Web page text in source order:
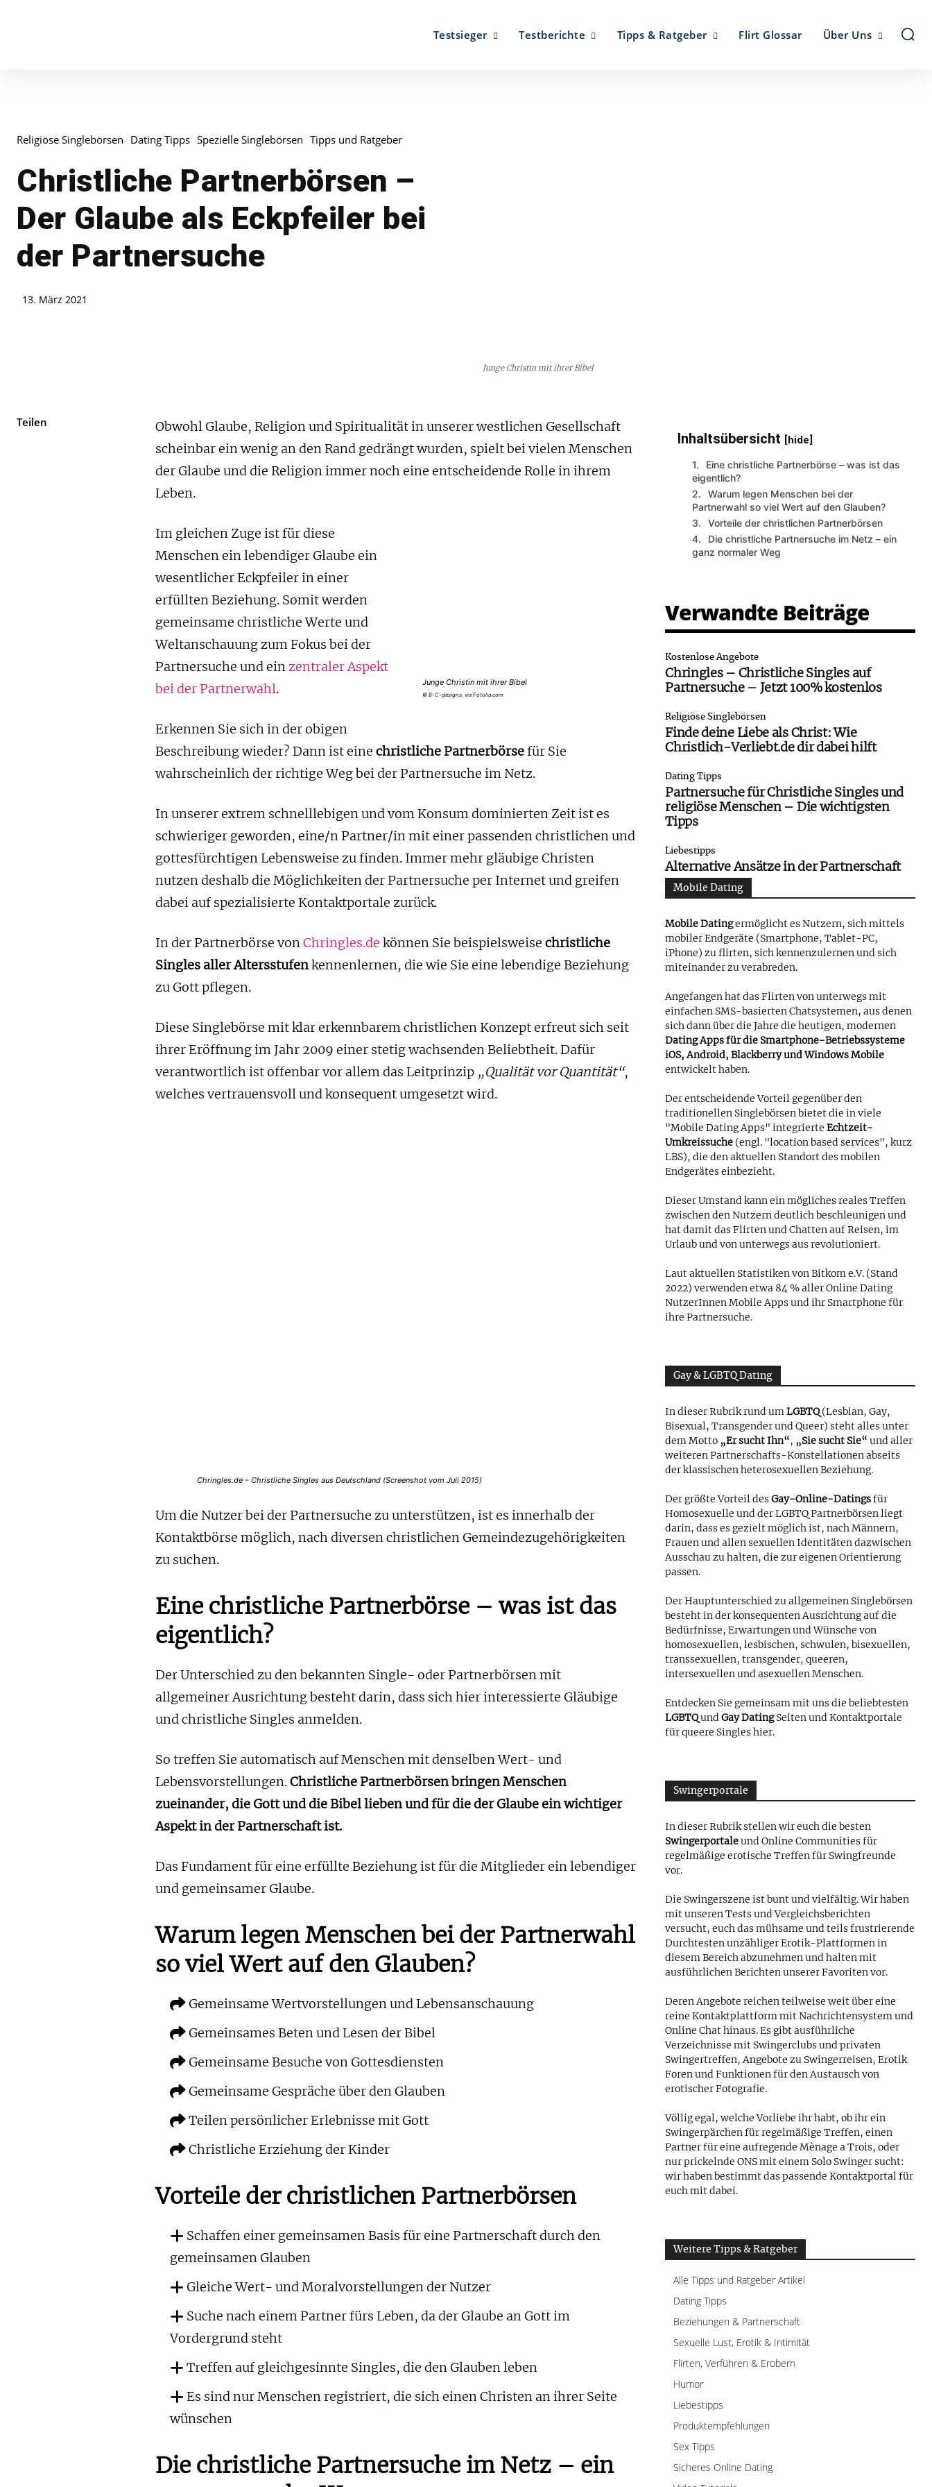
Testsieger Testberichte Tipps & Ratgeber Flirt Glossar Über Uns
Religiöse Singlebörsen Dating Tipps Spezielle Singlebörsen Tipps und Ratgeber
Christliche Partnerbörsen –
Der Glaube als Eckpfeiler bei
der Partnersuche
13. März 2021
Junge Christin mit ihrer Bibel
Teilen
Obwohl Glaube, Religion und Spiritualität in unserer westlichen Gesellschaft
scheinbar ein wenig an den Rand gedrängt wurden, spielt bei vielen Menschen
der Glaube und die Religion immer noch eine entscheidende Rolle in ihrem
Leben.
Junge Christin mit ihrer Bibel
© B-C-designs, via Fotolia.com
Im gleichen Zuge ist für diese
Menschen ein lebendiger Glaube ein
wesentlicher Eckpfeiler in einer
erfüllten Beziehung. Somit werden
gemeinsame christliche Werte und
Weltanschauung zum Fokus bei der
Partnersuche und einzentraler Aspekt
bei der Partnerwahl.
Erkennen Sie sich in der obigen
Beschreibung wieder? Dann ist einechristliche Partnerbörsefür Sie
wahrscheinlich der richtige Weg bei der Partnersuche im Netz.
In unserer extrem schnelllebigen und vom Konsum dominierten Zeit ist es
schwieriger geworden, eine/n Partner/in mit einer passenden christlichen und
gottesfürchtigen Lebensweise zu finden. Immer mehr gläubige Christen
nutzen deshalb die Möglichkeiten der Partnersuche per Internet und greifen
dabei auf spezialisierte Kontaktportale zurück.
In der Partnerbörse vonChringles.de können Sie beispielsweisechristliche
Singles aller Altersstufenkennenlernen, die wie Sie eine lebendige Beziehung
zu Gott pflegen.
Diese Singlebörse mit klar erkennbarem christlichen Konzept erfreut sich seit
ihrer Eröffnung im Jahr 2009 einer stetig wachsenden Beliebtheit. Dafür
verantwortlich ist offenbar vor allem das Leitprinzip „Qualität vor Quantität“,
welches vertrauensvoll und konsequent umgesetzt wird.
Chringles.de – Christliche Singles aus Deutschland (Screenshot vom Juli 2015)
Um die Nutzer bei der Partnersuche zu unterstützen, ist es innerhalb der
Kontaktbörse möglich, nach diversen christlichen Gemeindezugehörigkeiten
zu suchen.
Eine christliche Partnerbörse – was ist das
eigentlich?
Der Unterschied zu den bekannten Single- oder Partnerbörsen mit
allgemeiner Ausrichtung besteht darin, dass sich hier interessierte Gläubige
und christliche Singles anmelden.
So treffen Sie automatisch auf Menschen mit denselben Wert- und
Lebensvorstellungen.Christliche Partnerbörsen bringen Menschen
zueinander, die Gott und die Bibel lieben und für die der Glaube ein wichtiger
Aspekt in der Partnerschaft ist.
Das Fundament für eine erfüllte Beziehung ist für die Mitglieder ein lebendiger
und gemeinsamer Glaube.
Warum legen Menschen bei der Partnerwahl
so viel Wert auf den Glauben?
Gemeinsame Wertvorstellungen und Lebensanschauung
Gemeinsames Beten und Lesen der Bibel
Gemeinsame Besuche von Gottesdiensten
Gemeinsame Gespräche über den Glauben
Teilen persönlicher Erlebnisse mit Gott
Christliche Erziehung der Kinder
Vorteile der christlichen Partnerbörsen
Schaffen einer gemeinsamen Basis für eine Partnerschaft durch den
gemeinsamen Glauben
Gleiche Wert- und Moralvorstellungen der Nutzer
Suche nach einem Partner fürs Leben, da der Glaube an Gott im
Vordergrund steht
Treffen auf gleichgesinnte Singles, die den Glauben leben
Es sind nur Menschen registriert, die sich einen Christen an ihrer Seite
wünschen
Die christliche Partnersuche im Netz – ein
Inhaltsübersicht [hide]
Eine christliche Partnerbörse – was ist das
eigentlich?
Warum legen Menschen bei der
Partnerwahl so viel Wert auf den Glauben?
Vorteile der christlichen Partnerbörsen
Die christliche Partnersuche im Netz – ein
ganz normaler Weg
Verwandte Beiträge
Kostenlose Angebote
Chringles – Christliche Singles auf
Partnersuche – Jetzt 100% kostenlos
Religiöse Singlebörsen
Finde deine Liebe als Christ: Wie
Christlich-Verliebt.de dir dabei hilft
Dating Tipps
Partnersuche für Christliche Singles und
religiöse Menschen – Die wichtigsten
Tipps
Liebestipps
Alternative Ansätze in der Partnerschaft
Mobile Dating
Mobile Datingermöglicht es Nutzern, sich mittels
mobiler Endgeräte (Smartphone, Tablet-PC,
iPhone) zu flirten, sich kennenzulernen und sich
miteinander zu verabreden.
Angefangen hat das Flirten von unterwegs mit
einfachen SMS-basierten Chatsystemen, aus denen
sich dann über die Jahre die heutigen, modernen
Dating Apps für die Smartphone-Betriebssysteme
iOS, Android, Blackberry und Windows Mobile
entwickelt haben.
Der entscheidende Vorteil gegenüber den
traditionellen Singlebörsen bietet die in viele
"Mobile Dating Apps" integrierteEchtzeit-
Umkreissuche (engl. "location based services", kurz
LBS), die den aktuellen Standort des mobilen
Endgerätes einbezieht.
Dieser Umstand kann ein mögliches reales Treffen
zwischen den Nutzern deutlich beschleunigen und
hat damit das Flirten und Chatten auf Reisen, im
Urlaub und von unterwegs aus revolutioniert.
Laut aktuellen Statistiken von Bitkom e.V. (Stand
2022) verwenden etwa 84 % aller Online Dating
NutzerInnen Mobile Apps und ihr Smartphone für
ihre Partnersuche.
Gay & LGBTQ Dating
In dieser Rubrik rund umLGBTQ(Lesbian, Gay,
Bisexual, Transgender und Queer) steht alles unter
dem Motto „Er sucht Ihn“, „Sie sucht Sie“ und aller
weiteren Partnerschafts-Konstellationen abseits
der klassischen heterosexuellen Beziehung.
Der größte Vorteil desGay-Online-Datingsfür
Homosexuelle und der LGBTQ Partnerbörsen liegt
darin, dass es gezielt möglich ist, nach Männern,
Frauen und allen sexuellen Identitäten dazwischen
Ausschau zu halten, die zur eigenen Orientierung
passen.
Der Hauptunterschied zu allgemeinen Singlebörsen
besteht in der konsequenten Ausrichtung auf die
Bedürfnisse, Erwartungen und Wünsche von
homosexuellen, lesbischen, schwulen, bisexuellen,
transsexuellen, transgender, queeren,
intersexuellen und asexuellen Menschen.
Entdecken Sie gemeinsam mit uns die beliebtesten
LGBTQundGay DatingSeiten und Kontaktportale
für queere Singles hier.
Swingerportale
In dieser Rubrik stellen wir euch die besten
Swingerportaleund Online Communities für
regelmäßige erotische Treffen für Swingfreunde
vor.
Die Swingerszene ist bunt und vielfältig. Wir haben
mit unseren Tests und Vergleichsberichten
versucht, euch das mühsame und teils frustrierende
Durchtesten unzähliger Erotik-Plattformen in
diesem Bereich abzunehmen und halten mit
ausführlichen Berichten unserer Favoriten vor.
Deren Angebote reichen teilweise weit über eine
reine Kontaktplattform mit Nachrichtensystem und
Online Chat hinaus. Es gibt ausführliche
Verzeichnisse mit Swingerclubs und privaten
Swingertreffen, Angebote zu Swingerreisen, Erotik
Foren und Funktionen für den Austausch von
erotischer Fotografie.
Völlig egal, welche Vorliebe ihr habt, ob ihr ein
Swingerpärchen für regelmäßige Treffen, einen
Partner für eine aufregende Mènage a Trois, oder
nur prickelnde ONS mit einem Solo Swinger sucht:
wir haben bestimmt das passende Kontaktportal für
euch mit dabei.
Weitere Tipps & Ratgeber
Alle Tipps und Ratgeber Artikel
Dating Tipps
Beziehungen & Partnerschaft
Sexuelle Lust, Erotik & Intimität
Flirten, Verführen & Erobern
Humor
Liebestipps
Produktempfehlungen
Sex Tipps
Sicheres Online Dating